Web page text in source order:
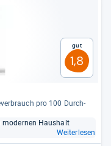
Gut
1,8
pro 100 Durch­
moder­nen Haus­halt
Weiterlesen